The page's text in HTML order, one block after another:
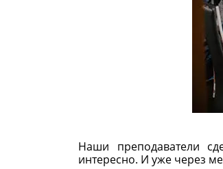
Наши преподаватели
интересно. И уже через